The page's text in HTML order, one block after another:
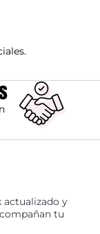
actualizado y
tu